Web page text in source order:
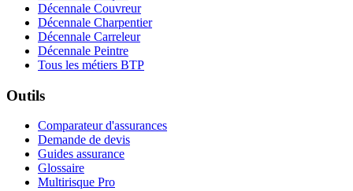
Décennale Couvreur
Décennale Charpentier
Décennale Carreleur
Décennale Peintre
Tous les métiers BTP
Outils
Comparateur d'assurances
Demande de devis
Guides assurance
Glossaire
Multirisque Pro